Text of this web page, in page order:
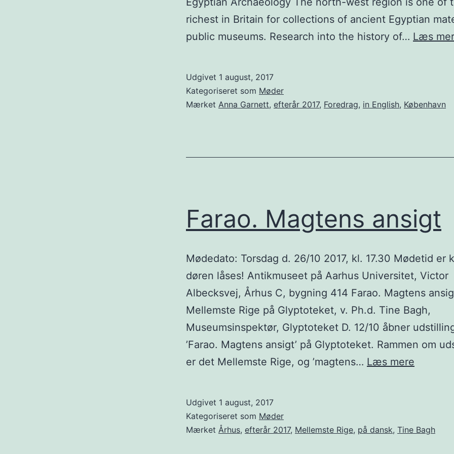
richest in Britain for collections of ancient Egyptian
public museums. Research into the history of… Læs
Udgivet 1 august, 2017
Kategoriseret som Møder
Mærket Anna Garnett, efterår 2017, Foredrag, in English, København
Farao. Magtens ansigt
Mødedato: Torsdag d. 26/10 2017, kl. 17.30 Mødetid er
døren låses! Antikmuseet på Aarhus Universitet, Victor
Albecksvej, Århus C, bygning 414 Farao. Magtens
Mellemste Rige på Glyptoteket, v. Ph.d. Tine Bagh,
Museumsinspektør, Glyptoteket D. 12/10 åbner
’Farao. Magtens ansigt’ på Glyptoteket. Rammen om
er det Mellemste Rige, og ’magtens… Læs mere
Udgivet 1 august, 2017
Kategoriseret som Møder
Mærket Århus, efterår 2017, Mellemste Rige, på dansk, Tine Bagh